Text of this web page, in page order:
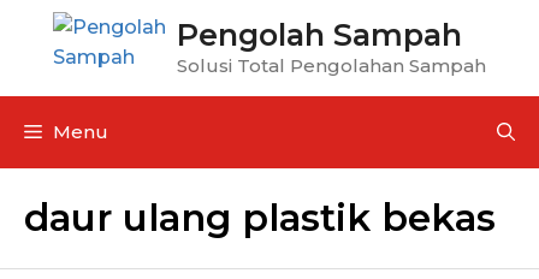
Pengolah Sampah
Solusi Total Pengolahan Sampah
Menu
daur ulang plastik bekas